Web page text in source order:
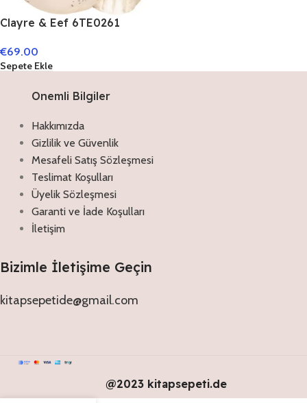
Clayre & Eef 6TE0261
30 x 23 x 48 cm
€69.00
Sepete Ekle
Onemli Bilgiler
Hakkımızda
Gizlilik ve Güvenlik
Mesafeli Satış Sözleşmesi
Teslimat Koşulları
Üyelik Sözleşmesi
Garanti ve İade Koşulları
İletişim
Bizimle İletişime Geçin
kitapsepetide@gmail.com
@2023 kitapsepeti.de